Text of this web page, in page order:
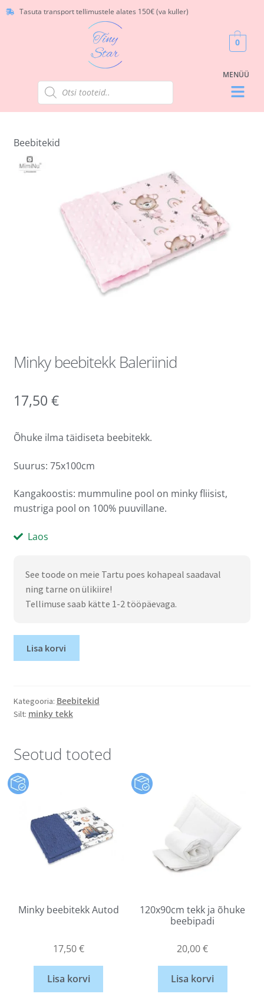
Tasuta transport tellimustele alates 150€ (va kuller)
0
Beebitekid
Minky beebitekk Baleriinid
17,50 €
Õhuke ilma täidiseta beebitekk.
Suurus: 75x100cm
Kangakoostis: mummuline pool on minky fliisist,
mustriga pool on 100% puuvillane.
Laos
See toode on meie Tartu poes kohapeal saadaval
ning tarne on ülikiire!
Tellimuse saab kätte 1-2 tööpäevaga.
Lisa korvi
Kategooria: Beebitekid
Silt: minky tekk
Seotud tooted
Minky beebitekk Autod
17,50€
Lisa korvi
120x90cm tekk ja õhuke
beebipadi
20,00€
Lisa korvi